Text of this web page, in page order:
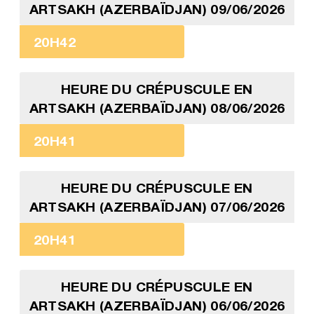
ARTSAKH (AZERBAÏDJAN) 09/06/2026
20H42
HEURE DU CRÉPUSCULE EN
ARTSAKH (AZERBAÏDJAN) 08/06/2026
20H41
HEURE DU CRÉPUSCULE EN
ARTSAKH (AZERBAÏDJAN) 07/06/2026
20H41
HEURE DU CRÉPUSCULE EN
ARTSAKH (AZERBAÏDJAN) 06/06/2026